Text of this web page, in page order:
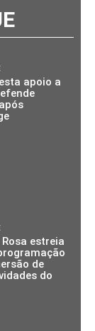
apoio a
estreia
de
do